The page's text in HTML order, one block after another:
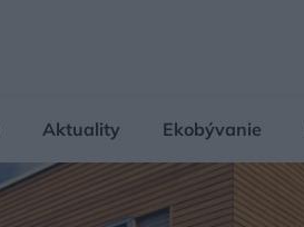
Aktuality Ekobývanie